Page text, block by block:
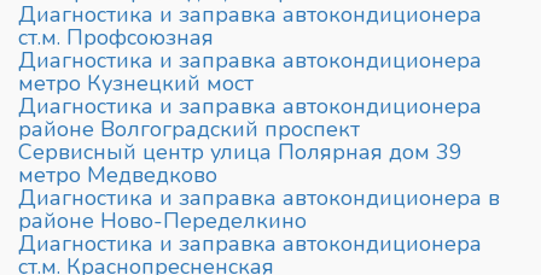
Диагностика и заправка автокондиционера
ст.м. Профсоюзная
Диагностика и заправка автокондиционера
метро Кузнецкий мост
Диагностика и заправка автокондиционера
районе Волгоградский проспект
Сервисный центр улица Полярная дом 39
метро Медведково
Диагностика и заправка автокондиционера в
районе Ново-Переделкино
Диагностика и заправка автокондиционера
ст.м. Краснопресненская